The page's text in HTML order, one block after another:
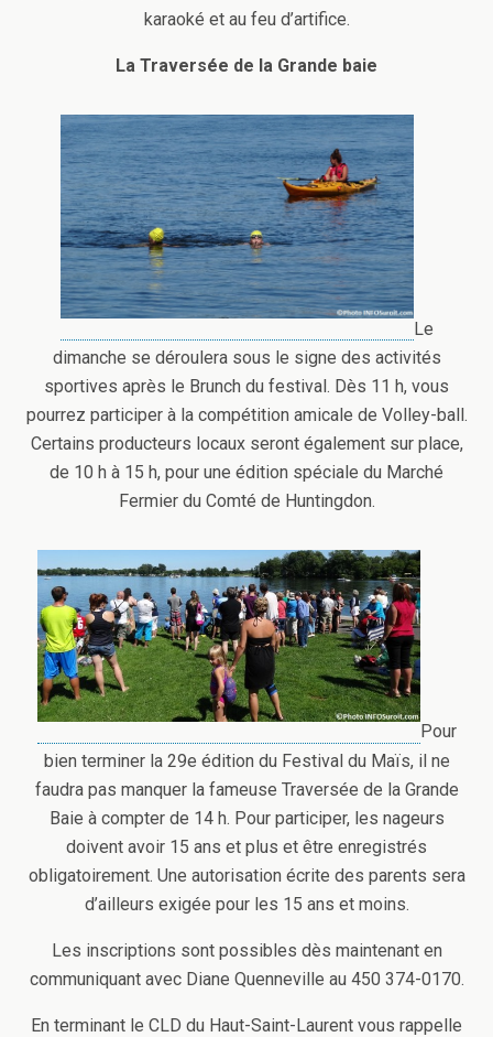
karaoké et au feu d’artifice.
La Traversée de la Grande baie
Le
dimanche se déroulera sous le signe des activités
sportives après le Brunch du festival. Dès 11 h, vous
pourrez participer à la compétition amicale de Volley-ball.
Certains producteurs locaux seront également sur place,
de 10 h à 15 h, pour une édition spéciale du Marché
Fermier du Comté de Huntingdon.
Pour
bien terminer la 29e édition du Festival du Maïs, il ne
faudra pas manquer la fameuse Traversée de la Grande
Baie à compter de 14 h. Pour participer, les nageurs
doivent avoir 15 ans et plus et être enregistrés
obligatoirement. Une autorisation écrite des parents sera
d’ailleurs exigée pour les 15 ans et moins.
Les inscriptions sont possibles dès maintenant en
communiquant avec Diane Quenneville au 450 374-0170.
En terminant le CLD du Haut-Saint-Laurent vous rappelle